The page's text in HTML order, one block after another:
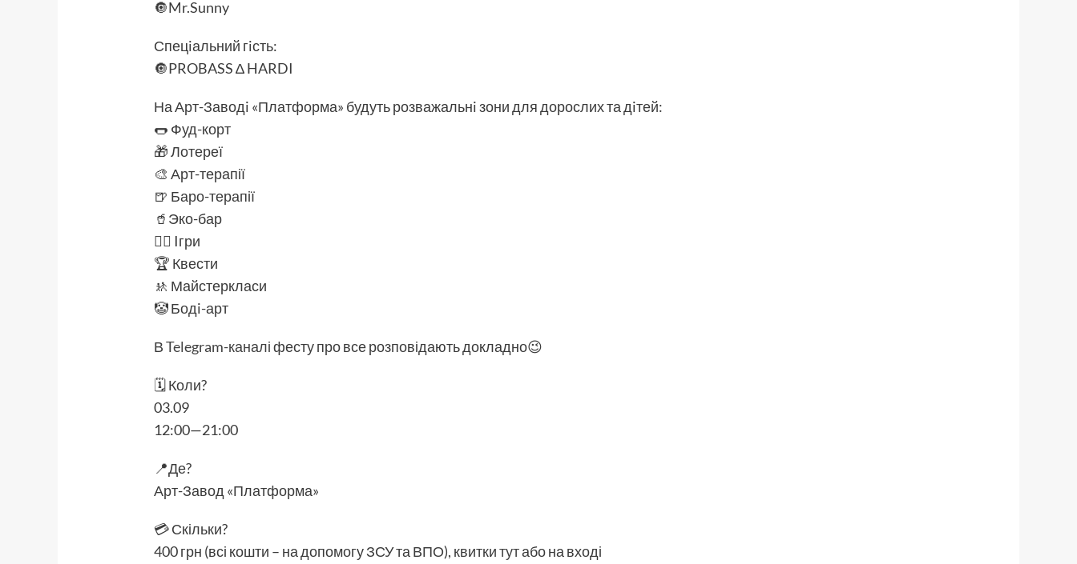
🔘Mr.Sunny
Спецiальний гiсть:
🔘PROBASS ∆ HARDI
На Арт-Заводi «Платформа» будуть розважальнi зони для дорослих та дiтей:
🌭 Фуд-корт
🎁 Лотереї
🎨 Арт-терапії
🍺 Баро-терапії
🥤Эко-бар
🤸‍♂️ Iгри
🏆 Квести
🚸 Майстеркласи
🤡 Бодi-арт
ВTelegram-каналіфесту про все розповідають докладно😉
🗓 Коли?
03.09
12:00—21:00
📍Де?
Арт-Завод «Платформа»
💳 Скільки?
400 грн (всі кошти – на допомогу ЗСУ та ВПО), квиткитутабо на вході